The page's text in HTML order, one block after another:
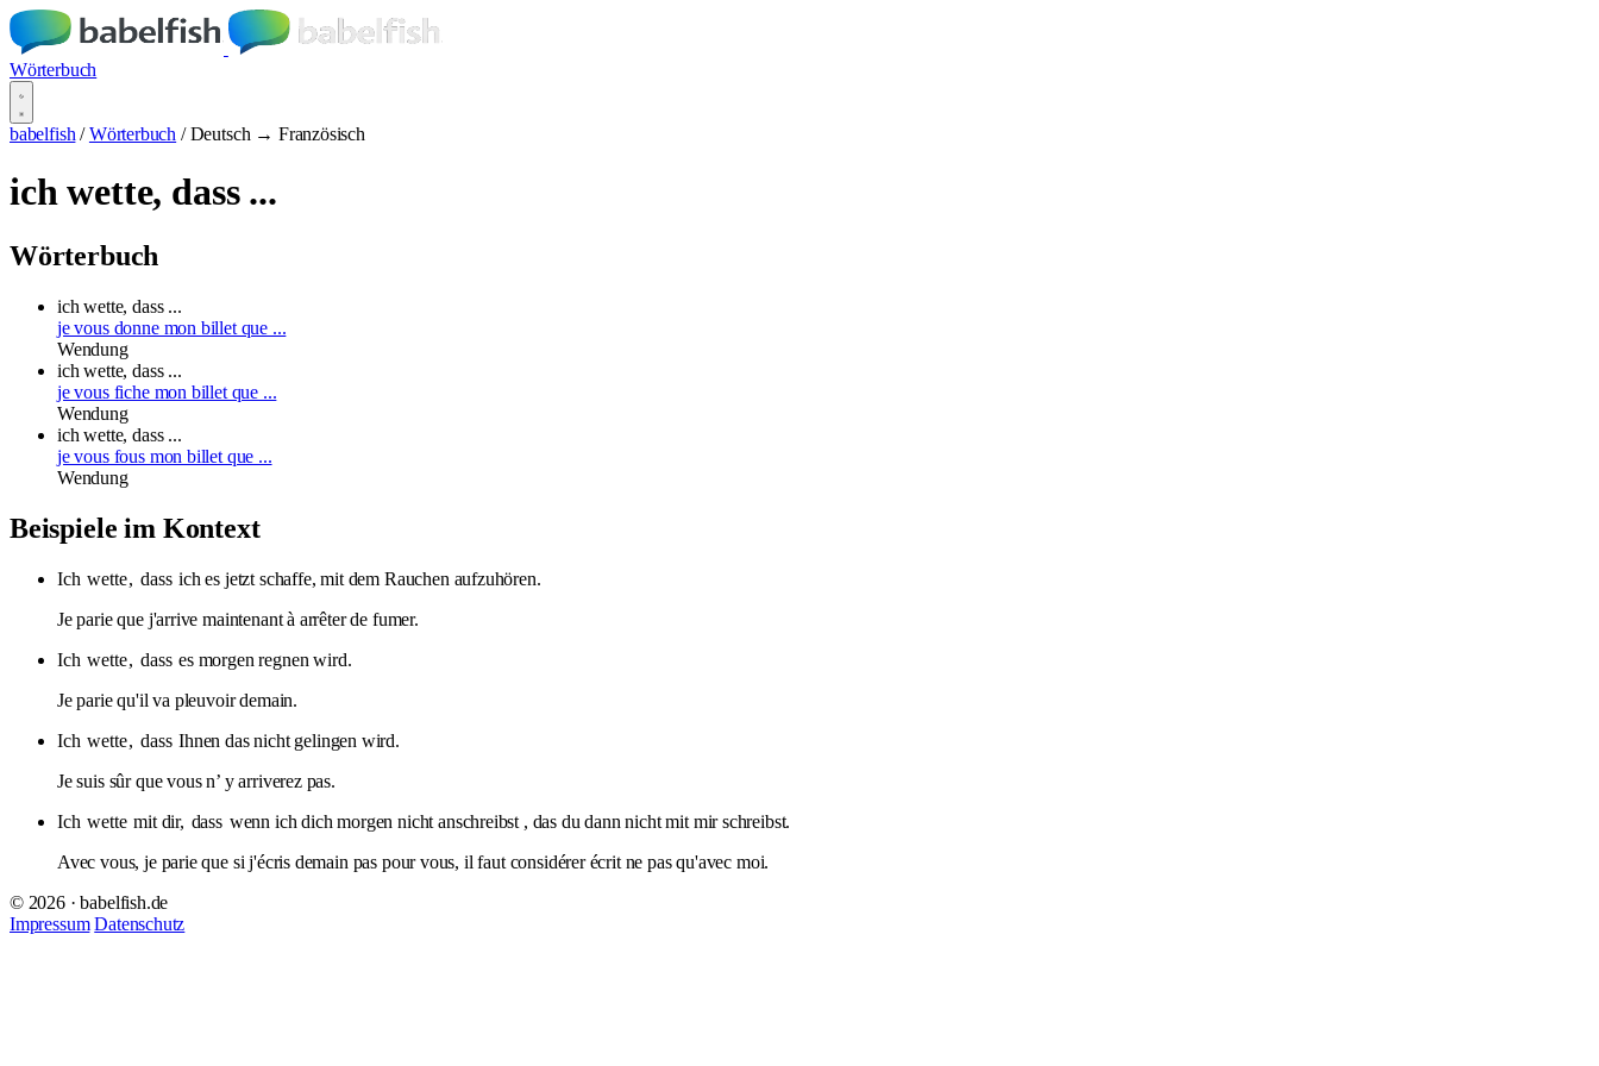
Wörterbuch
babelfish / Wörterbuch / Deutsch → Französisch
ich wette, dass ...
Wörterbuch
ich wette, dass ...
je vous donne mon billet que ...
Wendung
ich wette, dass ...
je vous fiche mon billet que ...
Wendung
ich wette, dass ...
je vous fous mon billet que ...
Wendung
Beispiele im Kontext
Ich wette, dass ich es jetzt schaffe, mit dem Rauchen aufzuhören.
Je parie que j'arrive maintenant à arrêter de fumer.
Ich wette, dass es morgen regnen wird.
Je parie qu'il va pleuvoir demain.
Ich wette, dass Ihnen das nicht gelingen wird.
Je suis sûr que vous n’ y arriverez pas.
Ich wette mit dir, dass wenn ich dich morgen nicht anschreibst , das du dann nicht mit mir schreibst.
Avec vous, je parie que si j'écris demain pas pour vous, il faut considérer écrit ne pas qu'avec moi.
© 2026 · babelfish.de
Impressum Datenschutz